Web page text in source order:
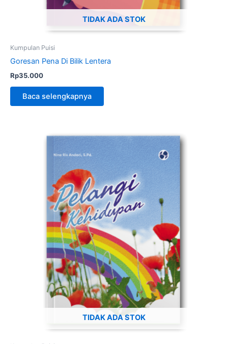
TIDAK ADA STOK
Kumpulan Puisi
Goresan Pena Di Bilik Lentera
Rp35.000
Baca selengkapnya
TIDAK ADA STOK